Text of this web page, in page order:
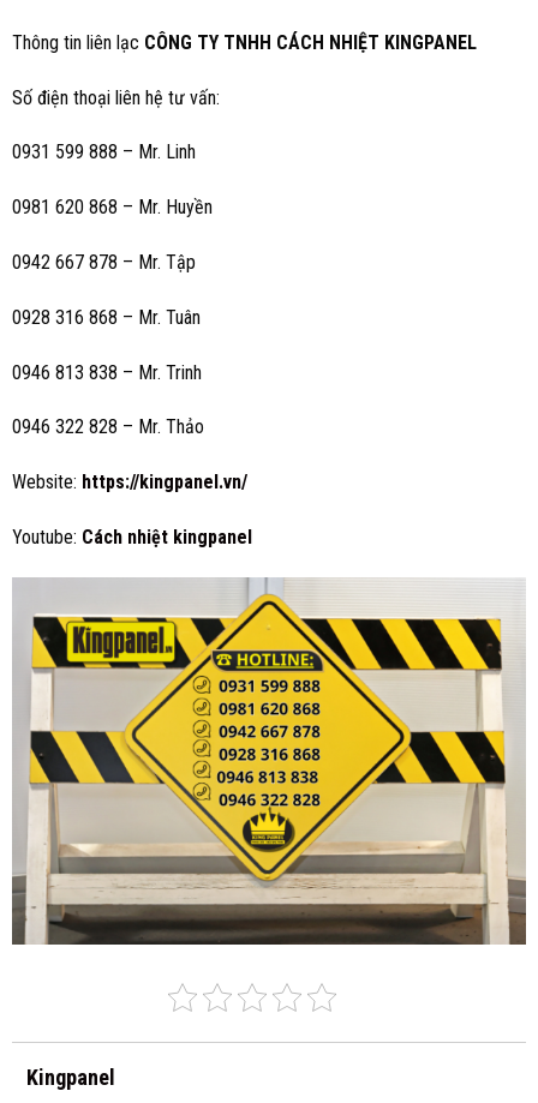
Thông tin liên lạc CÔNG TY TNHH CÁCH NHIỆT KINGPANEL
Số điện thoại liên hệ tư vấn:
0931 599 888 – Mr. Linh
0981 620 868 – Mr. Huyền
0942 667 878 – Mr. Tập
0928 316 868 – Mr. Tuân
0946 813 838 – Mr. Trinh
0946 322 828 – Mr. Thảo
Website: https://kingpanel.vn/
Youtube: Cách nhiệt kingpanel
Kingpanel